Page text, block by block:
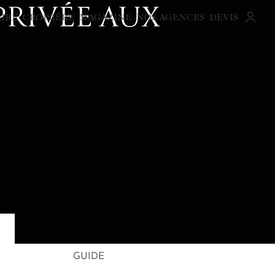
CROISIÈRE MAGAZINE NOS AGENCES DEVIS
AUX
GUIDE